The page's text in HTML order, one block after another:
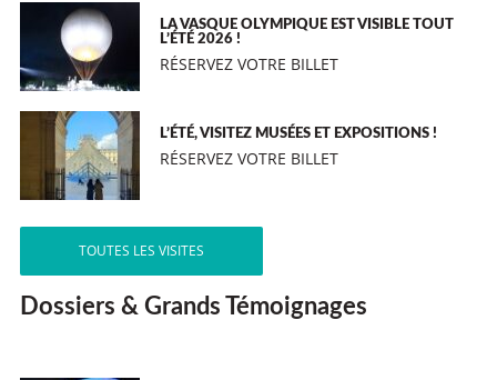
LA VASQUE OLYMPIQUE EST VISIBLE TOUT
L’ÉTÉ 2026 !
RÉSERVEZ VOTRE BILLET
L’ÉTÉ, VISITEZ MUSÉES ET EXPOSITIONS !
RÉSERVEZ VOTRE BILLET
TOUTES LES VISITES
Dossiers & Grands Témoignages